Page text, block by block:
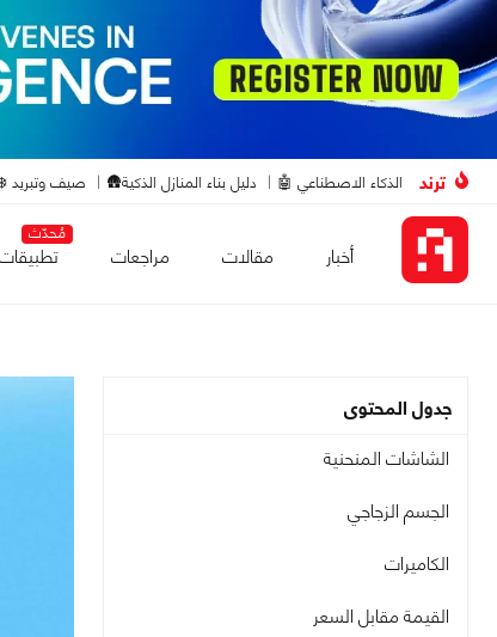
ترند الذكاء الاصطناعي 🤖 دليل بناء المنازل الذكية🛖 صيف وتبريد
أخبار مقالات مراجعات
مُحدّث
تطبيقات
جدول المحتوى
الشاشات المنحنية
الجسم الزجاجي
الكاميرات
القيمة مقابل السعر